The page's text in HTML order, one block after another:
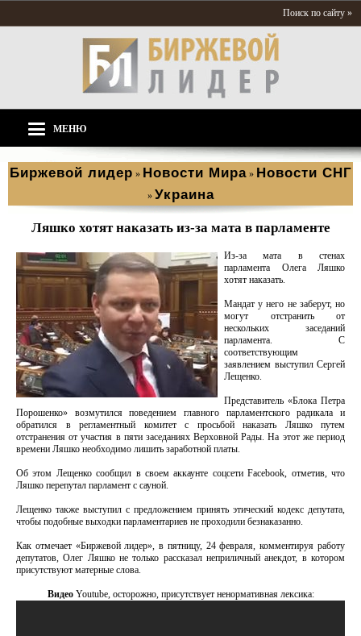
Поиск по сайту »
МЕНЮ
Биржевой лидер » Новости Мира » Новости СНГ
» Украина
Ляшко хотят наказать из-за мата в парламенте
Из-за мата в стенах
парламента Олега Ляшко
хотят наказать.
Мандат у него не заберут, но
могут отстранить от
нескольких заседаний
парламента. С
соответствующим
заявлением выступил Сергей
Лещенко.
Представитель «Блока Петра
Порошенко» возмутился поведением главного парламентского радикала и
обратился в регламентный комитет с просьбой наказать Ляшко путем
отстранения от участия в пяти заседаниях Верховной Рады. На этот же период
времени Ляшко необходимо лишить заработной платы.
Об этом Лещенко сообщил в своем аккаунте соцсети Facebook, отметив, что
Ляшко перепутал парламент с сауной.
Лещенко также выступил с предложением принять этический кодекс депутата,
чтобы подобные выходки парламентариев не проходили безнаказанно.
Как отмечает «Биржевой лидер», в пятницу, 24 февраля, комментируя работу
депутатов, Олег Ляшко не только рассказал неприличный анекдот, в котором
присутствуют матерные слова.
ВидеоYoutube, осторожно, присутствует ненормативная лексика: